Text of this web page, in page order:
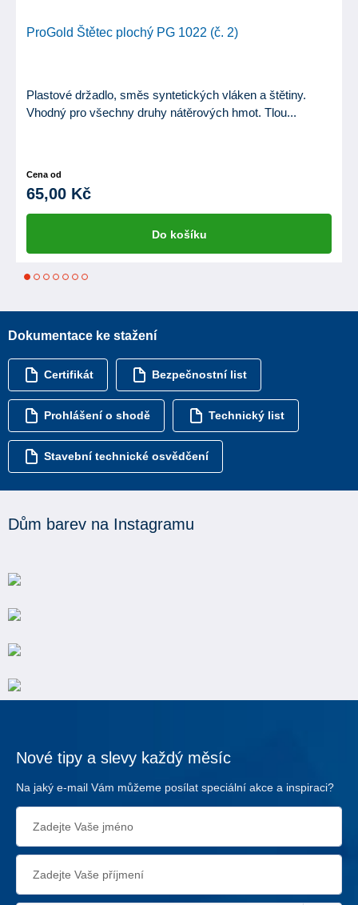
ProGold Štětec plochý PG 1022 (č. 2)
Plastové držadlo, směs syntetických vláken a štětiny.
Vhodný pro všechny druhy nátěrových hmot. Tlou...
Cena od
65,00 Kč
Do košíku
1 2 3 4 5 6
Dokumentace ke stažení
Certifikát Bezpečnostní list
Prohlášení o shodě Technický list
Stavební technické osvědčení
Dům barev na Instagramu
Nové tipy a slevy každý měsíc
Na jaký e-mail Vám můžeme posílat speciální akce a inspiraci?